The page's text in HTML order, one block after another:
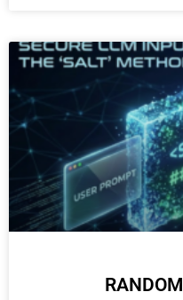
אבטחת LLM בסיסית: RANDOM